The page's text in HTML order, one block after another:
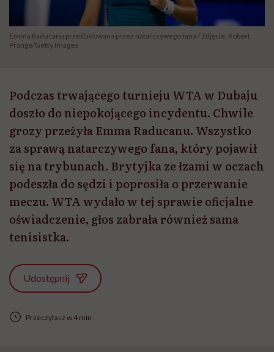
Emma Raducanu prześladowana przez natarczywego fana / Zdjęcie: Robert
Prange/Getty Images
Podczas trwającego turnieju WTA w Dubaju
doszło do niepokojącego incydentu. Chwile
grozy przeżyła Emma Raducanu. Wszystko
za sprawą natarczywego fana, który pojawił
się na trybunach. Brytyjka ze łzami w oczach
podeszła do sędzi i poprosiła o przerwanie
meczu. WTA wydało w tej sprawie oficjalne
oświadczenie, głos zabrała również sama
tenisistka.
Udostępnij
Przeczytasz w 4 min